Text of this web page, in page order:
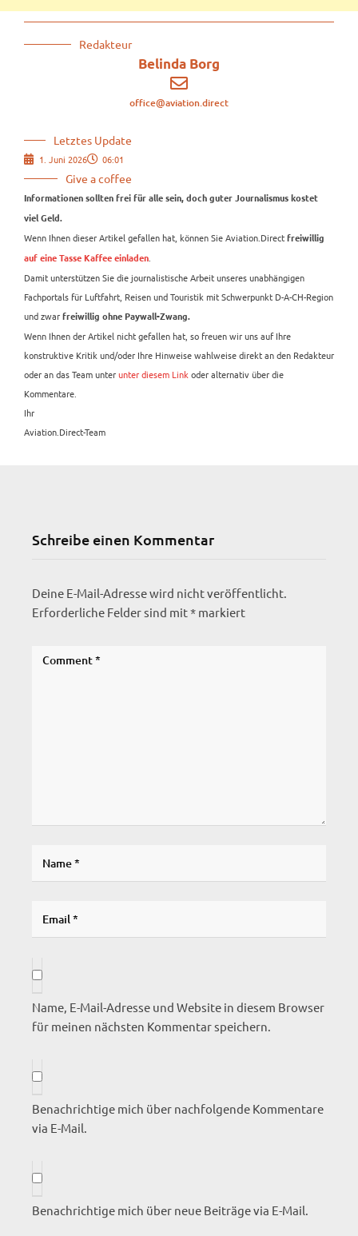
Redakteur
Belinda Borg
office@aviation.direct
Letztes Update
1. Juni 2026 06:01
Give a coffee
Informationen sollten frei für alle sein, doch guter Journalismus kostet
viel Geld.
Wenn Ihnen dieser Artikel gefallen hat, können Sie Aviation.Direct freiwillig
auf eine Tasse Kaffee einladen
Damit unterstützen Sie die journalistische Arbeit unseres unabhängigen
Fachportals für Luftfahrt, Reisen und Touristik mit Schwerpunkt D-A-CH-Region
und zwar freiwillig ohne Paywall-Zwang.
Wenn Ihnen der Artikel nicht gefallen hat, so freuen wir uns auf Ihre
konstruktive Kritik und/oder Ihre Hinweise wahlweise direkt an den Redakteur
oder an das Team unterunter diesem Link oder alternativ über die
Kommentare.
Ihr
Aviation.Direct-Team
Schreibe einen Kommentar
Deine E-Mail-Adresse wird nicht veröffentlicht.
Erforderliche Felder sind mit* markiert
Name, E-Mail-Adresse und Website in diesem Browser
für meinen nächsten Kommentar speichern.
Benachrichtige mich über nachfolgende Kommentare
via E-Mail.
Benachrichtige mich über neue Beiträge via E-Mail.